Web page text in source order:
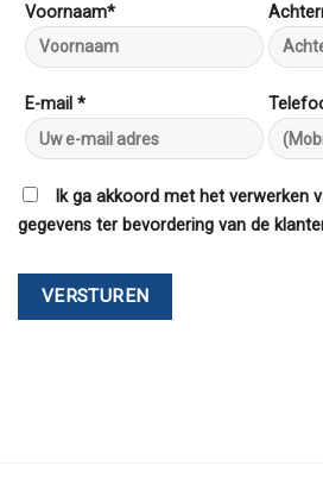
Voornaam*
E-mail *
Ik ga akkoord met het verwerken
gegevens ter bevordering van de